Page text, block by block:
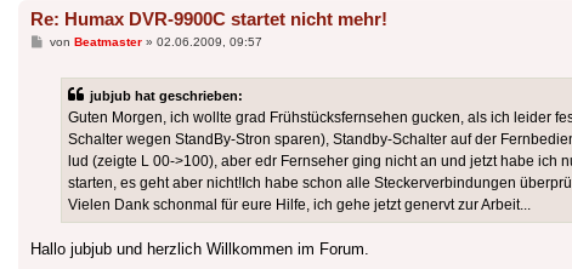
Re: Humax DVR-9900C startet nicht mehr!
Beitrag
von Beatmaster» 02.06.2009, 09:57
jubjub hat geschrieben:
Guten Morgen, ich wollte grad Frühstücksfernsehen gucken, als ich leider
Schalter wegen StandBy-Stron sparen), Standby-Schalter auf der
lud (zeigte L 00->100), aber edr Fernseher ging nicht an und jetzt habe ich
starten, es geht aber nicht!Ich habe schon alle Steckerverbindungen
Vielen Dank schonmal für eure Hilfe, ich gehe jetzt genervt zur Arbeit...
Hallo jubjub und herzlich Willkommen im Forum.